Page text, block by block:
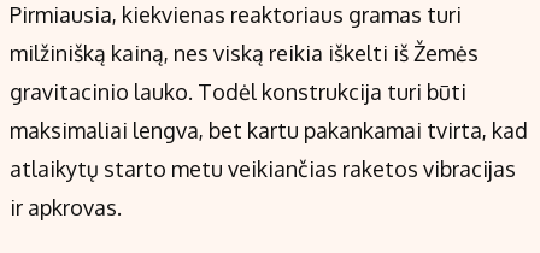
Pirmiausia, kiekvienas reaktoriaus gramas turi
milžinišką kainą, nes viską reikia iškelti iš Žemės
gravitacinio lauko. Todėl konstrukcija turi būti
maksimaliai lengva, bet kartu pakankamai tvirta, kad
atlaikytų starto metu veikiančias raketos vibracijas
ir apkrovas.